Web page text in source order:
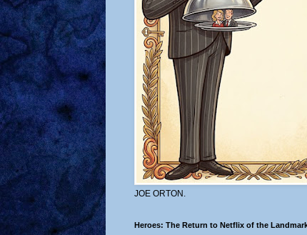
JOE ORTON.
Heroes: The Return to Netflix of the